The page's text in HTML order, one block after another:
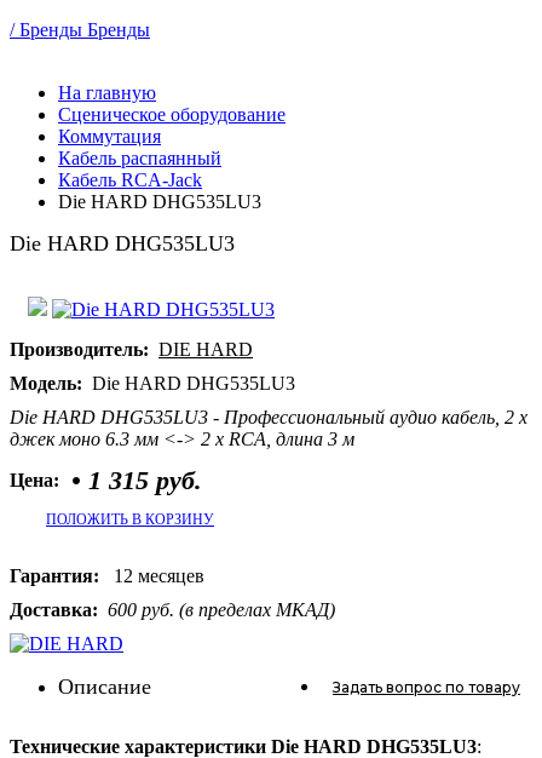
/ Бренды Бренды
На главную
Сценическое оборудование
Коммутация
Кабель распаянный
Кабель RCA-Jack
Die HARD DHG535LU3
Die HARD DHG535LU3
Производитель: DIE HARD
Модель: Die HARD DHG535LU3
Die HARD DHG535LU3 - Профессиональный аудио кабель, 2 х
джек моно 6.3 мм <-> 2 х RCA, длина 3 м
Цена:
• 1 315 руб.
ПОЛОЖИТЬ В КОРЗИНУ
Гарантия: 12 месяцев
Доставка: 600 руб. (в пределах МКАД)
Описание Задать вопрос по товару
Технические характеристики Die HARD DHG535LU3: